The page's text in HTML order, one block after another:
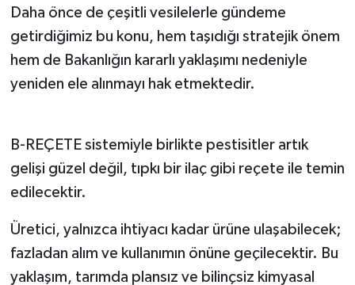
Daha önce de çeşitli vesilelerle gündeme
getirdiğimiz bu konu, hem taşıdığı stratejik önem
hem de Bakanlığın kararlı yaklaşımı nedeniyle
yeniden ele alınmayı hak etmektedir.
B-REÇETE sistemiyle birlikte pestisitler artık
gelişi güzel değil, tıpkı bir ilaç gibi reçete ile temin
edilecektir.
Üretici, yalnızca ihtiyacı kadar ürüne ulaşabilecek;
fazladan alım ve kullanımın önüne geçilecektir. Bu
yaklaşım, tarımda plansız ve bilinçsiz kimyasal